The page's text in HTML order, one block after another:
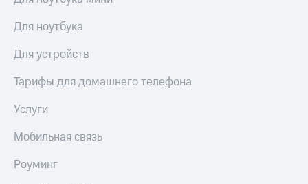
Для ноутбука
Для устройств
Тарифы для домашнего телефона
Услуги
Мобильная связь
Роуминг